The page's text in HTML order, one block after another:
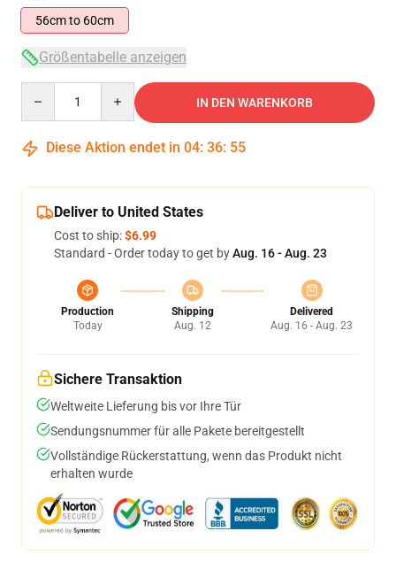
56cm to 60cm
Größentabelle anzeigen
IN DEN WARENKORB
Diese Aktion endet in 04: 36: 54
Deliver to United States
Cost to ship:$6.99
Standard - Order today to get byAug. 16 - Aug. 23
Production
Today
Shipping
Aug. 12
Delivered
Aug. 16 - Aug. 23
Sichere Transaktion
Weltweite Lieferung bis vor Ihre Tür
Sendungsnummer für alle Pakete bereitgestellt
Vollständige Rückerstattung, wenn das Produkt nicht
erhalten wurde